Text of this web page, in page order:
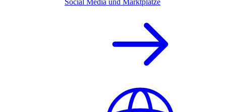
Social Media und Marktplätze